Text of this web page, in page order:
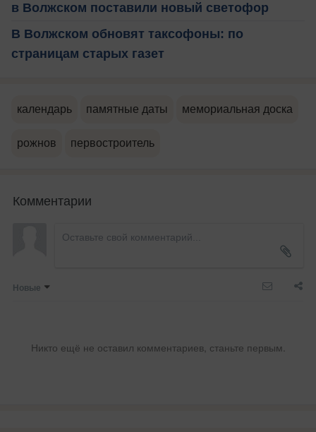
в Волжском поставили новый светофор
В Волжском обновят таксофоны: по
страницам старых газет
календарь памятные даты мемориальная доска
рожнов первостроитель
Комментарии
Новые
Никто ещё не оставил комментариев, станьте первым.